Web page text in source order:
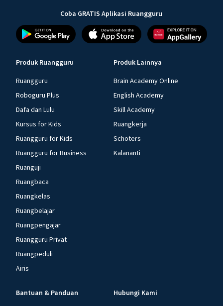
Coba GRATIS Aplikasi Ruangguru
Produk Ruangguru
Ruangguru
Roboguru Plus
Dafa dan Lulu
Kursus for Kids
Ruangguru for Kids
Ruangguru for Business
Ruanguji
Ruangbaca
Ruangkelas
Ruangbelajar
Ruangpengajar
Ruangguru Privat
Ruangpeduli
Airis
Produk Lainnya
Brain Academy Online
English Academy
Skill Academy
Ruangkerja
Schoters
Kalananti
Bantuan & Panduan Hubungi Kami